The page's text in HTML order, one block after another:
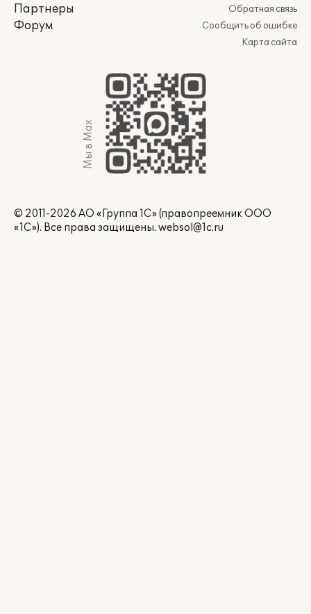
Партнеры
Форум
Обратная связь
Сообщить об ошибке
Карта сайта
Мы в Max
© 2011-2026 АО «Группа 1С» (правопреемник ООО
«1С»). Все права защищены. websol@1c.ru